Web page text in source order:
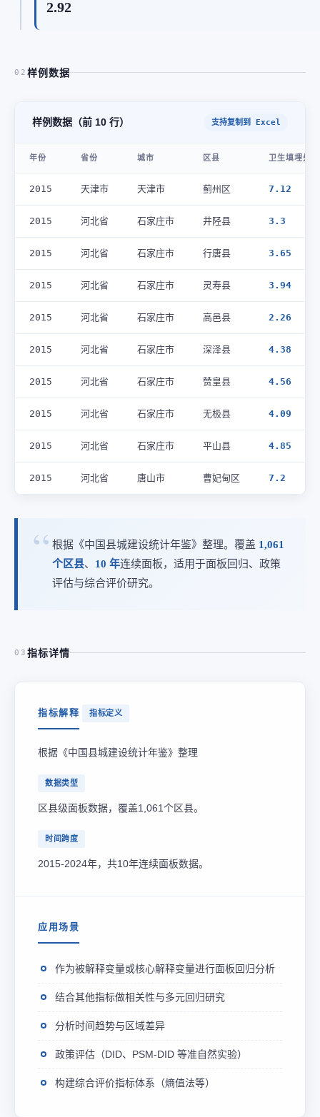
2.92
02 样例数据
样例数据（前 10 行） 支持复制到 Excel
年份 省份 城市 区县 卫生填埋处
2015 天津市 天津市 蓟州区 7.12
2015 河北省 石家庄市 井陉县 3.3
2015 河北省 石家庄市 行唐县 3.65
2015 河北省 石家庄市 灵寿县 3.94
2015 河北省 石家庄市 高邑县 2.26
2015 河北省 石家庄市 深泽县 4.38
2015 河北省 石家庄市 赞皇县 4.56
2015 河北省 石家庄市 无极县 4.09
2015 河北省 石家庄市 平山县 4.85
2015 河北省 唐山市 曹妃甸区 7.2
根据《中国县城建设统计年鉴》整理。覆盖 1,061
个区县、 10 年连续面板，适用于面板回归、政策
评估与综合评价研究。
03 指标详情
指标解释 指标定义
根据《中国县城建设统计年鉴》整理
数据类型
区县级面板数据，覆盖1,061个区县。
时间跨度
2015-2024年，共10年连续面板数据。
应用场景
作为被解释变量或核心解释变量进行面板回归分析
结合其他指标做相关性与多元回归研究
分析时间趋势与区域差异
政策评估（DID、PSM-DID 等准自然实验）
构建综合评价指标体系（熵值法等）